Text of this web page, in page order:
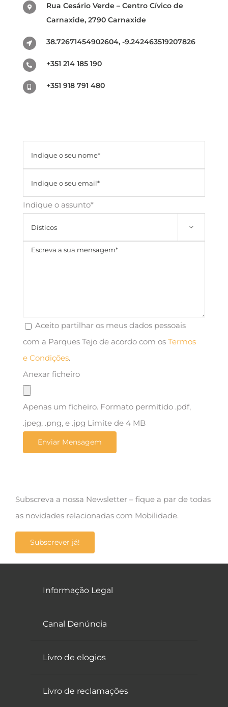
Rua Cesário Verde – Centro Cívico de
Carnaxide, 2790 Carnaxide
38.72671454902604, -9.242463519207826
+351 214 185 190
+351 918 791 480
Indique o assunto*

Aceito partilhar os meus dados pessoais
com a Parques Tejo de acordo com os Termos
e Condições.
Anexar ficheiro
Apenas um ficheiro. Formato permitido .pdf,
.jpeg, .png, e .jpg Limite de 4 MB
Subscreva a nossa Newsletter – fique a par de todas
as novidades relacionadas com Mobilidade.
Subscrever já!
Informação Legal
Canal Denúncia
Livro de elogios
Livro de reclamações